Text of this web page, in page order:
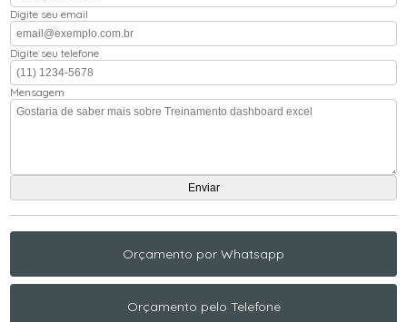
Digite seu email
Digite seu telefone
Mensagem
Orçamento por Whatsapp
Orçamento pelo Telefone